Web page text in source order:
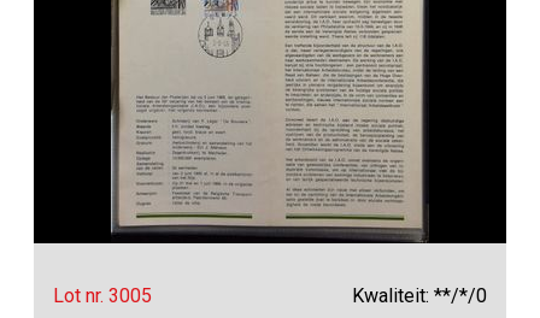
Lot nr. 3005 Kwaliteit: **/*/0